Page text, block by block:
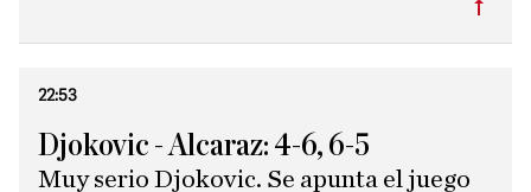
22:53
Djokovic - Alcaraz: 4-6, 6-5
Muy serio Djokovic. Se apunta el juego